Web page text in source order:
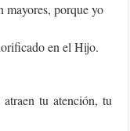
mayores, porque yo
en el Hijo.
tu atención, tu